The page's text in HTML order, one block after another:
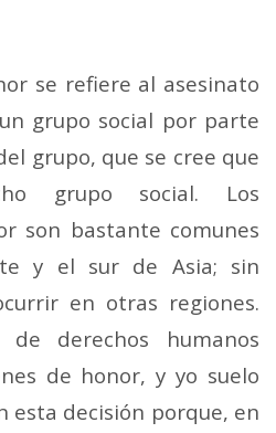
se refiere al asesinato
grupo social por parte
grupo, que se cree que
grupo social. Los
son bastante comunes
y el sur de Asia; sin
en otras regiones.
de derechos humanos
de honor, y yo suelo
esta decisión porque, en